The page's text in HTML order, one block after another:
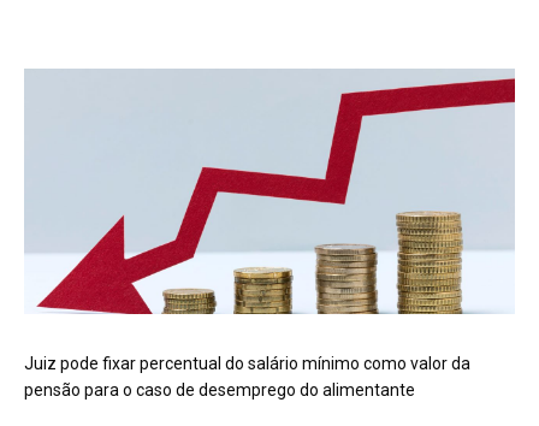
Juiz pode fixar percentual do salário mínimo como valor da
pensão para o caso de desemprego do alimentante